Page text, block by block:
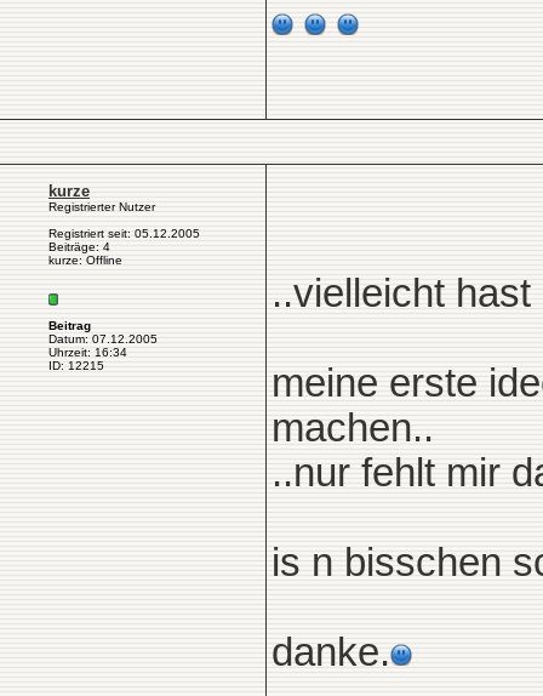
kurze
Registrierter Nutzer
Registriert seit: 05.12.2005
Beiträge: 4
kurze: Offline
Beitrag
Datum: 07.12.2005
Uhrzeit: 16:34
ID: 12215
..vielleicht
meine erste
machen..
..nur fehlt mir
is n bisschen
danke.